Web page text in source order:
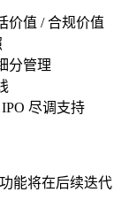
价值 / 合规价值
分管理
尽调支持
能将在后续迭代